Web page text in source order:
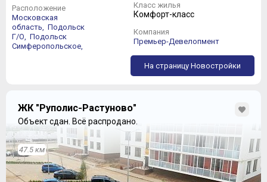
Расположение
Московская
область, Подольск
Г/О, Подольск
Симферопольское,
Класс жилья
Комфорт-класс
Компания
Премьер-Девелопмент
На страницу Новостройки
ЖК "Руполис-Растуново"
Объект сдан. Всё распродано.
47.5 км